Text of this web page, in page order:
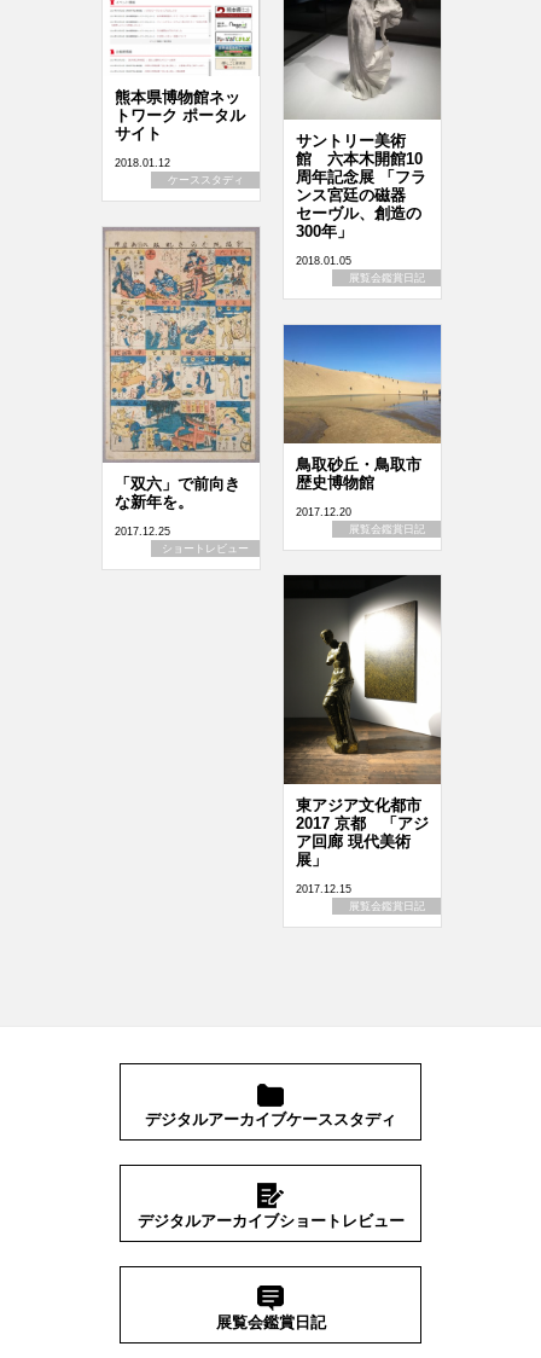
熊本県博物館ネッ
トワーク ポータル
サイト
2018.01.12
ケーススタディ
サントリー美術
館 六本木開館10
周年記念展 「フラ
ンス宮廷の磁器
セーヴル、創造の
300年」
2018.01.05
展覧会鑑賞日記
「双六」で前向き
な新年を。
2017.12.25
ショートレビュー
鳥取砂丘・鳥取市
歴史博物館
2017.12.20
展覧会鑑賞日記
東アジア文化都市
2017 京都 「アジ
ア回廊 現代美術
展」
2017.12.15
展覧会鑑賞日記
デジタルアーカイブケーススタディ
デジタルアーカイブショートレビュー
展覧会鑑賞日記